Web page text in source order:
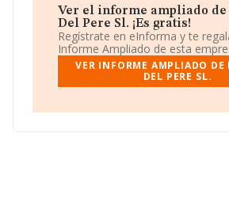
Código es 9329. No realiza actividad
exportación.
Ha tenido un 75% más de empleados
existentes en la base de datos de
de empleados ha estado por encima
sector.
La sociedadLa Penya del Pere S.L,
Ver el informe ampliado de
Del Pere Sl. ¡Es gratis!
Regístrate en eInforma y te
Informe Ampliado de esta
VER INFORME AMPLIADO DE
DEL PERE SL.